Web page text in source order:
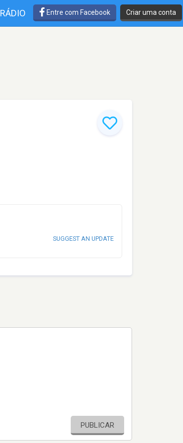
RÁDIO Entre com Facebook Criar uma conta
SUGGEST AN UPDATE
PUBLICAR